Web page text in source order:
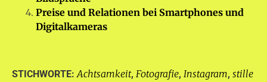
Preise und Relationen bei Smartphones und
Digitalkameras
STICHWORTE:Achtsamkeit, Fotografie, Instagram, stille